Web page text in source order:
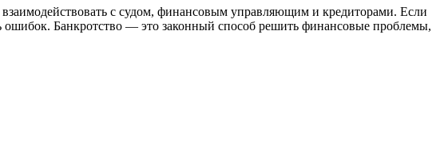
с судом, финансовым управляющим и кредиторами. Если
ошибок. Банкротство — это законный способ решить финансовые проблемы,